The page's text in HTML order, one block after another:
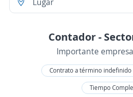
Contador -
Importante
Contrato a término indefinido
Tiempo